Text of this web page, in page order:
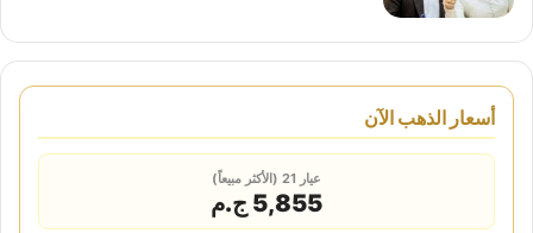
أسعار الذهب الآن
عيار 21 (الأكثر مبيعاً)
5,855 ج.م